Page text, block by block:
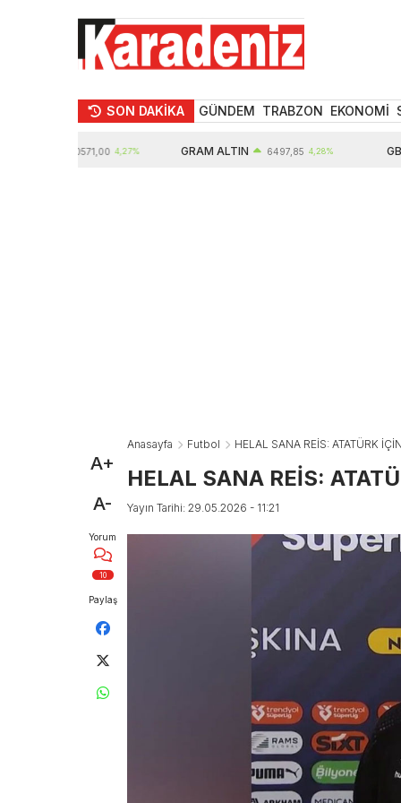
SON DAKİKA GÜNDEM TRABZON EKONOMİ
10571,00 4,27% GRAM ALTIN 6497,85 4,28%
A+
A-
Yorum
10
Paylaş
Anasayfa Futbol HELAL SANA REİS: ATATÜRK
HELAL SANA REİS:
Yayın Tarihi: 29.05.2026 - 11:21